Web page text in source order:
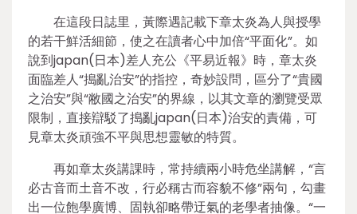
在這段日誌里，黃際遇記載下章太炎為人與授學
的若干鮮活細節，使之在讀者心中加倍“平面化”。如
說到japan(日本)差人充公《平易近報》時，章太炎
面臨差人“搗亂治安”的指控，奇妙設問，區分了“貴國
之治安”與“敝國之治安”的界線，以其文章的瀏覽受眾
限制，直接辯駁了搗亂japan(日本)治安的責備，可
見章太炎頑強不平與思想靈敏的特質。
再如章太炎講課時，常持續兩小時危坐講解，“言
必古音而土音不改，行必稱古而容貌不修”兩句，勾畫
出一位飽學廣博、固執卻略帶迂氣的老學者抽像。“一